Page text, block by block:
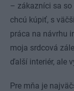
– zákazníci sa
chcú kúpiť, s
práca na návrhu
moja srdcová
ďalší interiér, ale
Pre mňa je